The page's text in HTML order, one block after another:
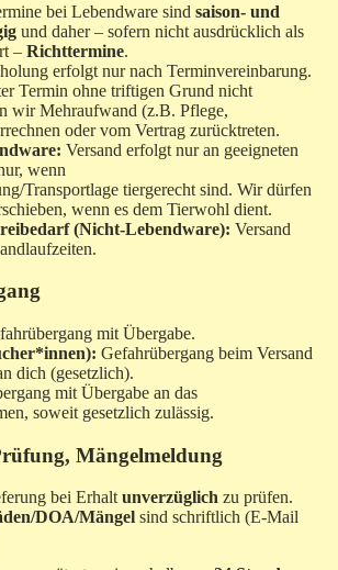
bei Lebendware sind saison- und
und daher – sofern nicht ausdrücklich als
– Richttermine.
erfolgt nur nach Terminvereinbarung.
Termin ohne triftigen Grund nicht
wir Mehraufwand (z.B. Pflege,
oder vom Vertrag zurücktreten.
Versand erfolgt nur an geeigneten
wenn
Transportlage tiergerecht sind. Wir dürfen
wenn es dem Tierwohl dient.
(Nicht-Lebendware): Versand
mit Übergabe.
Gefahrübergang beim Versand
dich (gesetzlich).
mit Übergabe an das
soweit gesetzlich zulässig.
Mängelmeldung
bei Erhaltunverzüglich zu prüfen.
DOA/Mängel sind schriftlich (E-Mail